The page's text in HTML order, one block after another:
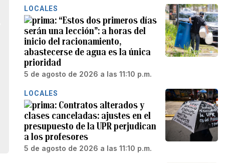
LOCALES
“Estos dos primeros días
serán una lección”: a horas del
inicio del racionamiento,
abastecerse de agua es la única
prioridad
5 de agosto de 2026 a las 11:10 p.m.
LOCALES
Contratos alterados y
clases canceladas: ajustes en el
presupuesto de la UPR perjudican
a los profesores
5 de agosto de 2026 a las 11:10 p.m.